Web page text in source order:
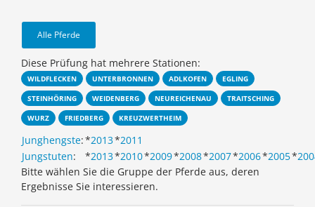
Alle Pferde
Diese Prüfung hat mehrere Stationen:
WILDFLECKEN UNTERBRONNEN ADLKOFEN
EGLING
STEINHÖRING
WEIDENBERG NEUREICHENAU
TRAITSCHING
WURZ
FRIEDBERG KREUZWERTHEIM
Junghengste:*2013*2011
Jungstuten: *2013*2010*2009*2008*2007*2006*2005*
Bitte wählen Sie die Gruppe der Pferde aus, deren
Ergebnisse Sie interessieren.